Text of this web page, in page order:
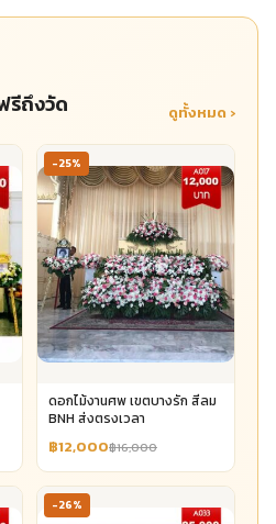
รีถึงวัด ดูทั้งหมด ›
-25%
ดอกไม้งานศพ เขตบางรัก สีลม
BNH ส่งตรงเวลา
฿12,000฿16,000
-26%